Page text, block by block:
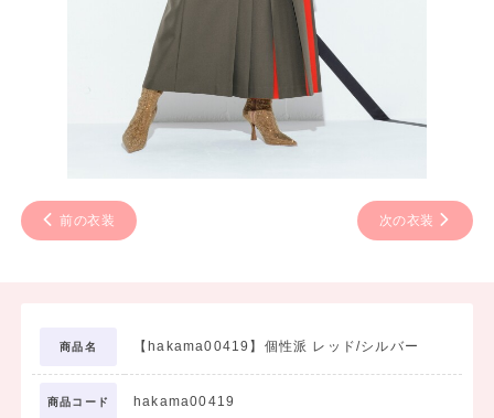
前の衣装 次の衣装
商品名 【hakama00419】個性派 レッド/シルバー
商品コード hakama00419